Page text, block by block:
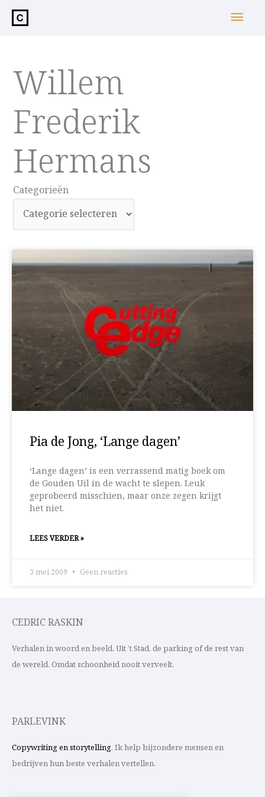
inhoud
Willem
Frederik
Hermans
Categorieën
Categorieën
Pia de Jong, ‘Lange dagen’
‘Lange dagen’ is een verrassend matig boek om
de Gouden Uil in de wacht te slepen. Leuk
geprobeerd misschien, maar onze zegen krijgt
het niet.
LEES VERDER »
3 mei 2009 Geen reacties
CEDRIC RASKIN
Verhalen in woord en beeld. Uit ’t Stad, de parking of de rest van
de wereld. Omdat schoonheid nooit verveelt.
PARLEVINK
Copywriting en storytelling. Ik help bijzondere mensen en
bedrijven hun beste verhalen vertellen.